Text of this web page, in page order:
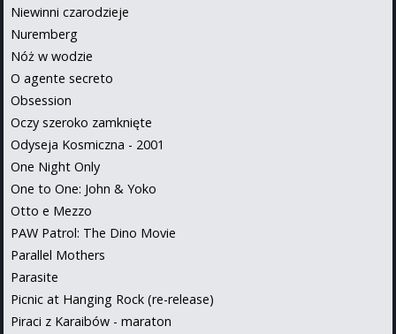
Niewinni czarodzieje
Nuremberg
Nóż w wodzie
O agente secreto
Obsession
Oczy szeroko zamknięte
Odyseja Kosmiczna - 2001
One Night Only
One to One: John & Yoko
Otto e Mezzo
PAW Patrol: The Dino Movie
Parallel Mothers
Parasite
Picnic at Hanging Rock (re-release)
Piraci z Karaibów - maraton